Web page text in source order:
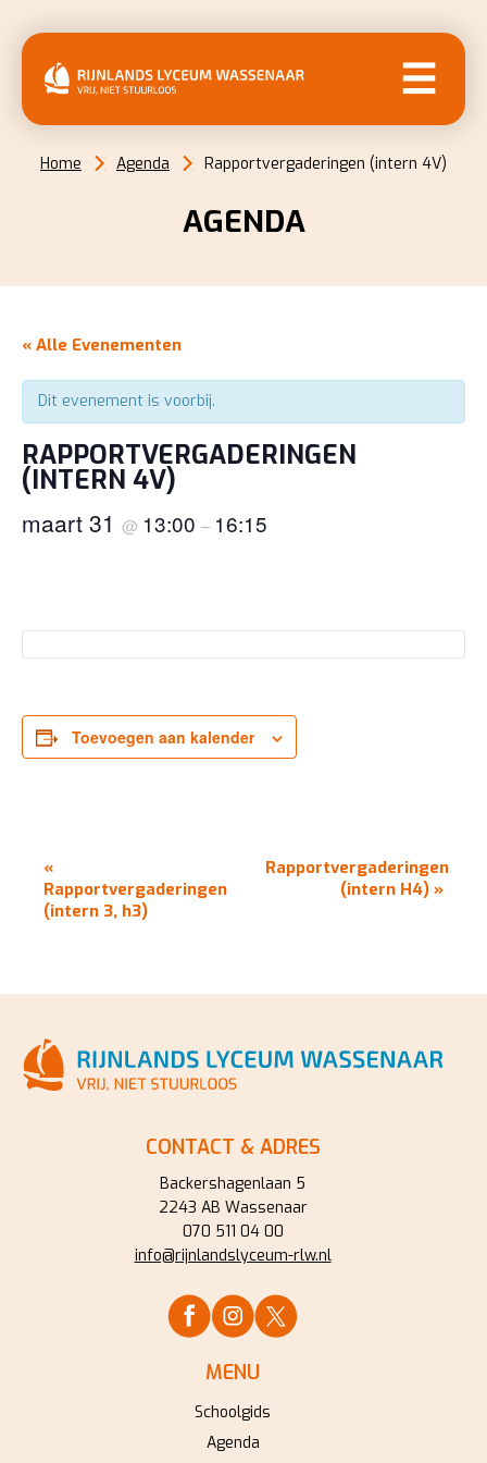
Home Agenda Rapportvergaderingen (intern 4V)
AGENDA
« Alle Evenementen
Dit evenement is voorbij.
RAPPORTVERGADERINGEN
(INTERN 4V)
maart 31 @ 13:00 – 16:15
Toevoegen aan kalender
NAVIGATIE
«
Rapportvergaderingen
(intern 3, h3)
Rapportvergaderingen
(intern H4) »
CONTACT & ADRES
Backershagenlaan 5
2243 AB Wassenaar
070 511 04 00
info@rijnlandslyceum-rlw.nl
MENU
Schoolgids
Agenda